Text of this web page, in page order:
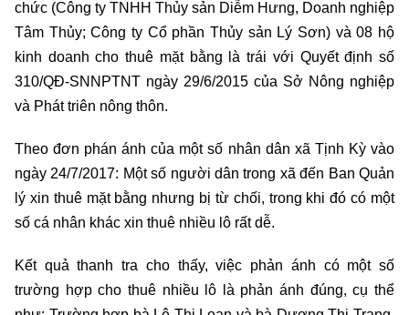
chức (Công ty TNHH Thủy sản Diễm Hưng, Doanh nghiệp
Tâm Thủy; Công ty Cổ phần Thủy sản Lý Sơn) và 08 hộ
kinh doanh cho thuê mặt bằng là trái với Quyết định số
310/QĐ-SNNPTNT ngày 29/6/2015 của Sở Nông nghiệp
và Phát triên nông thôn.
Theo đơn phán ánh của một số nhân dân xã Tịnh Kỳ vào
ngày 24/7/2017: Một số người dân trong xã đến Ban Quản
lý xin thuê mặt bằng nhưng bị từ chối, trong khi đó có một
số cá nhân khác xin thuê nhiều lô rất dễ.
Kết quả thanh tra cho thấy, việc phản ánh có một số
trường hợp cho thuê nhiều lô là phản ánh đúng, cụ thể